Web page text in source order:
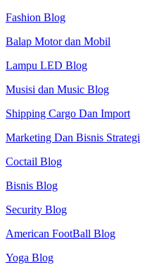
Fashion Blog
Balap Motor dan Mobil
Lampu LED Blog
Musisi dan Music Blog
Shipping Cargo Dan Import
Marketing Dan Bisnis Strategi
Coctail Blog
Bisnis Blog
Security Blog
American FootBall Blog
Yoga Blog